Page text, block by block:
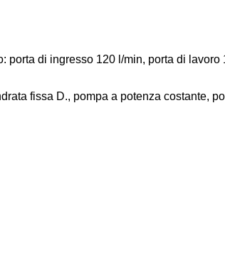
porta di ingresso 120 l/min, porta di lavoro
fissa D., pompa a potenza costante,